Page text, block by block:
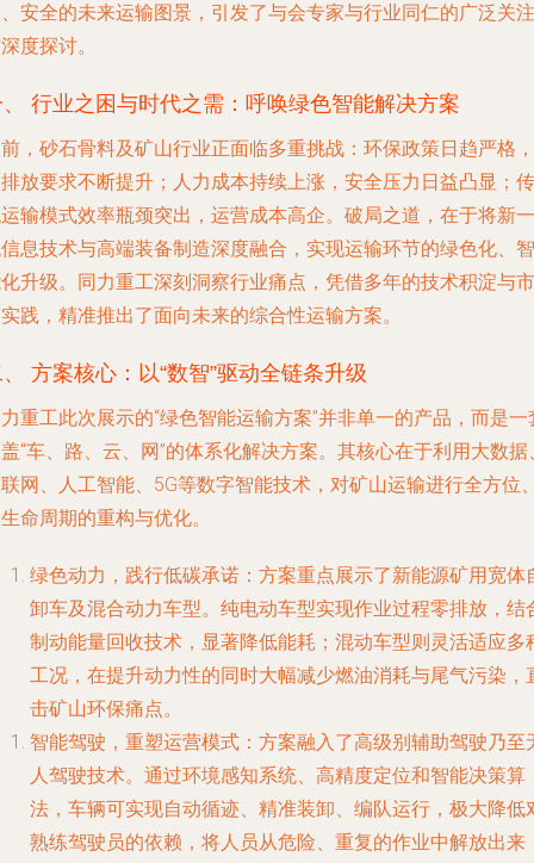
安全的未来运输图景，引发了与会专家与行业同仁的广泛关注
度探讨。
行业之困与时代之需：呼唤绿色智能解决方案
，砂石骨料及矿山行业正面临多重挑战：环保政策日趋严格，
放要求不断提升；人力成本持续上涨，安全压力日益凸显；传
输模式效率瓶颈突出，运营成本高企。破局之道，在于将新一
息技术与高端装备制造深度融合，实现运输环节的绿色化、智
升级。同力重工深刻洞察行业痛点，凭借多年的技术积淀与市
践，精准推出了面向未来的综合性运输方案。
方案核心：以“数智”驱动全链条升级
重工此次展示的“绿色智能运输方案”并非单一的产品，而是一
“车、路、云、网”的体系化解决方案。其核心在于利用大数据
网、人工智能、5G等数字智能技术，对矿山运输进行全方位
命周期的重构与优化。
绿色动力，践行低碳承诺 ：方案重点展示了新能源矿用宽体
卸车及混合动力车型。纯电动车型实现作业过程零排放，结
制动能量回收技术，显著降低能耗；混动车型则灵活适应多
工况，在提升动力性的同时大幅减少燃油消耗与尾气污染，
击矿山环保痛点。
智能驾驶，重塑运营模式 ：方案融入了高级别辅助驾驶乃至
人驾驶技术。通过环境感知系统、高精度定位和智能决策算
法，车辆可实现自动循迹、精准装卸、编队运行，极大降低
熟练驾驶员的依赖，将人员从危险、重复的作业中解放出来